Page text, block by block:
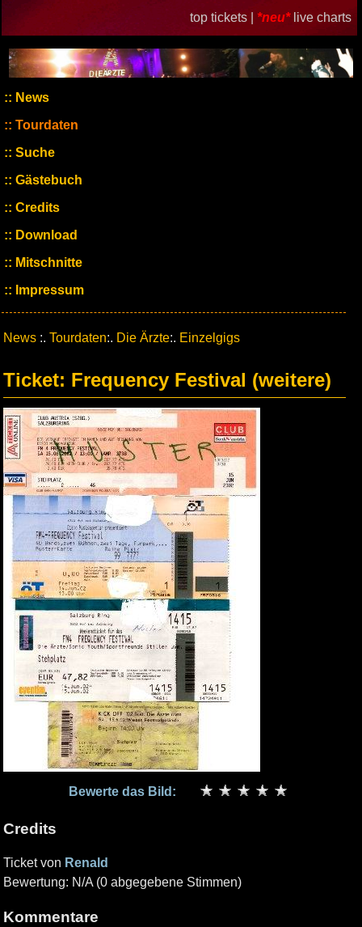
top tickets | *neu* live charts
News
Tourdaten
Suche
Gästebuch
Credits
Download
Mitschnitte
Impressum
News :. Tourdaten:. Die Ärzte:. Einzelgigs
Ticket: Frequency Festival (weitere)
Bewerte das Bild:
Credits
Ticket von Renald
Bewertung: N/A (0 abgegebene Stimmen)
Kommentare